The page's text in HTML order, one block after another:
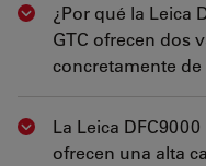
Show answer
¿Por qué la Leica
GTC ofrecen dos
concretamente de
Show answer
La Leica
ofrecen una alta